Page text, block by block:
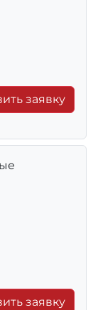
заявку
заявку